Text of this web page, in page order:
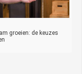
groeien: de keuzes